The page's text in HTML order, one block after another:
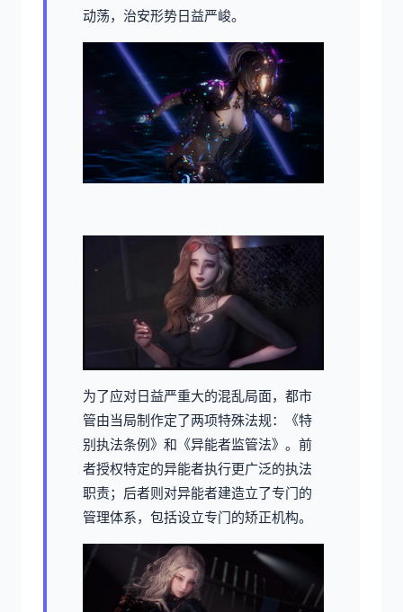
动荡，治安形势日益严峻。
为了应对日益严重大的混乱局面，都市
管由当局制作定了两项特殊法规：《特
别执法条例》和《异能者监管法》。前
者授权特定的异能者执行更广泛的执法
职责；后者则对异能者建造立了专门的
管理体系，包括设立专门的矫正机构。